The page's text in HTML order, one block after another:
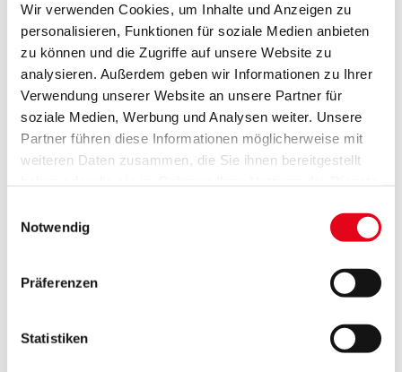
Wir verwenden Cookies, um Inhalte und Anzeigen zu
personalisieren, Funktionen für soziale Medien anbieten
zu können und die Zugriffe auf unsere Website zu
analysieren. Außerdem geben wir Informationen zu Ihrer
Verwendung unserer Website an unsere Partner für
soziale Medien, Werbung und Analysen weiter. Unsere
Partner führen diese Informationen möglicherweise mit
weiteren Daten zusammen, die Sie ihnen bereitgestellt
Notwendig
Präferenzen
Statistiken
Weitere Informationen
Das könnte Sie auch interessieren